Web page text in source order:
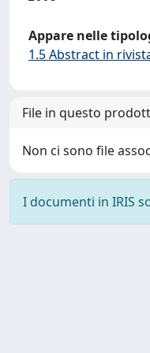
Appare nelle
1.5 Abstract in
File in questo
Non ci sono file
I documenti in IRIS